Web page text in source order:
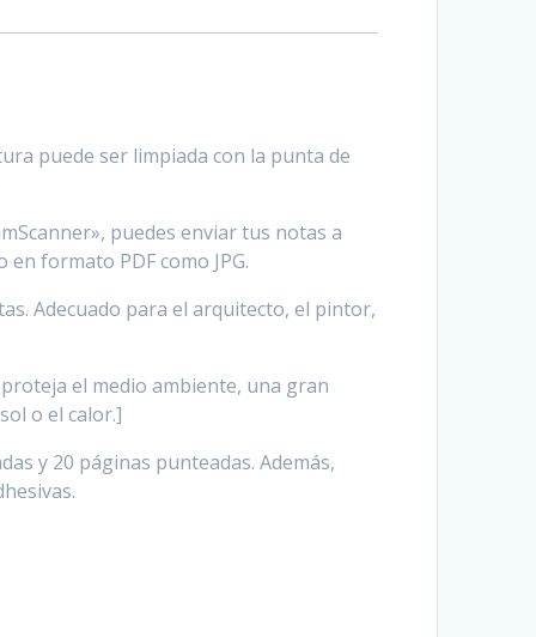
puede ser limpiada con la punta de
puedes enviar tus notas a
formato PDF como JPG.
Adecuado para el arquitecto, el pintor,
el medio ambiente, una gran
o el calor.]
y 20 páginas punteadas. Además,